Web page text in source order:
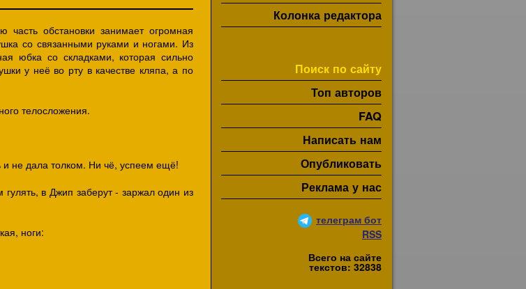
Колонка редактора
Поиск по сайту
Топ авторов
FAQ
Написать нам
Опубликовать
Реклама у нас
телеграм бот
RSS
Всего на сайте
текстов: 32838
обстановки занимает огромная
со связанными руками и ногами. Из
юбка со складками, которая сильно
у неё во рту в качестве кляпа, а по
телосложения.
и не дала толком. Ни чё, успеем ещё!
в Джип заберут - заржал один из
ноги: